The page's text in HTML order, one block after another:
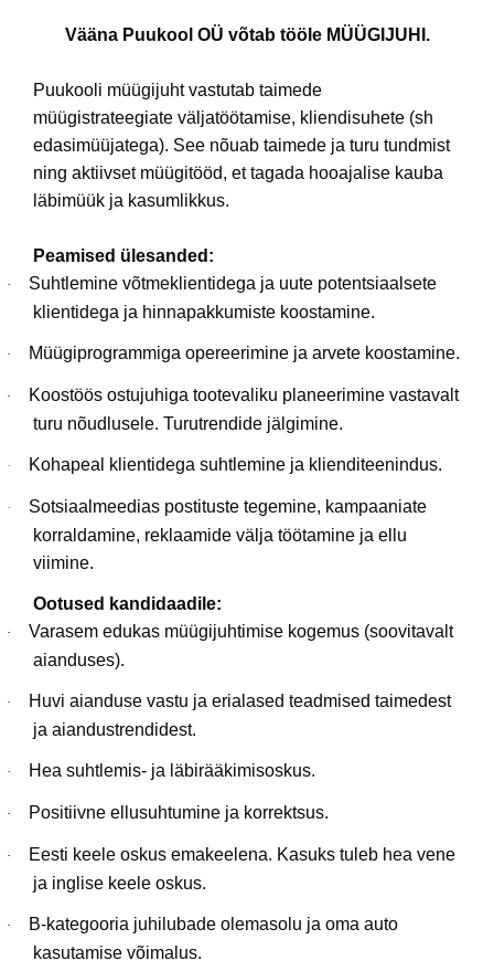
Vääna Puukool OÜ võtab tööle MÜÜGIJUHI.
Puukooli müügijuht vastutab taimede
müügistrateegiate väljatöötamise, kliendisuhete (sh
edasimüüjatega). See nõuab taimede ja turu tundmist
ning aktiivset müügitööd, et tagada hooajalise kauba
läbimüük ja kasumlikkus.
Peamised ülesanded:
·
Suhtlemine võtmeklientidega ja uute potentsiaalsete
klientidega ja hinnapakkumiste koostamine.
· Müügiprogrammiga opereerimine ja arvete koostamine.
·
Koostöös ostujuhiga tootevaliku planeerimine vastavalt
turu nõudlusele. Turutrendide jälgimine.
· Kohapeal klientidega suhtlemine ja klienditeenindus.
·
Sotsiaalmeedias postituste tegemine, kampaaniate
korraldamine, reklaamide välja töötamine ja ellu
viimine.
Ootused kandidaadile:
·
Varasem edukas müügijuhtimise kogemus (soovitavalt
aianduses).
·
Huvi aianduse vastu ja erialased teadmised taimedest
ja aiandustrendidest.
· Hea suhtlemis- ja läbirääkimisoskus.
· Positiivne ellusuhtumine ja korrektsus.
·
Eesti keele oskus emakeelena. Kasuks tuleb hea vene
ja inglise keele oskus.
·
B-kategooria juhilubade olemasolu ja oma auto
kasutamise võimalus.